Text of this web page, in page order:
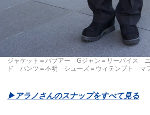
ジャケット＝バブアー Gジャン＝リーバイス
ド パンツ＝不明 シューズ＝ウィテンプト マ
▶︎アラノさんのスナップをすべて見る